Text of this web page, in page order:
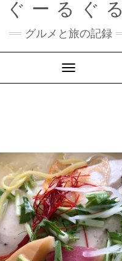
ぐーるぐる
グルメと旅の記録
Toggle
Navigation